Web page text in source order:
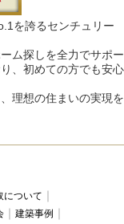
を誇るセンチュリー
ム探しを全力でサポー
、初めての方でも安心
理想の住まいの実現を
について
建築事例